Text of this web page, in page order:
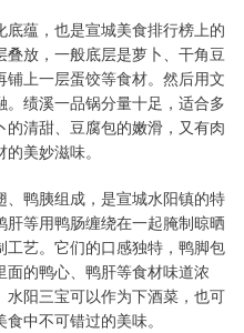
蕴，也是宣城美食排行榜上的
放，一般底层是萝卜、干角豆
上一层蛋饺等食材。然后用文
绩溪一品锅分量十足，适合多
清甜、豆腐包的嫩滑，又有肉
美妙滋味。
鸭胰组成，是宣城水阳镇的特
等用鸭肠缠绕在一起腌制晾晒
艺。它们的口感独特，鸭脚包
的鸭心、鸭肝等食材味道浓
阳三宝可以作为下酒菜，也可
中不可错过的美味。